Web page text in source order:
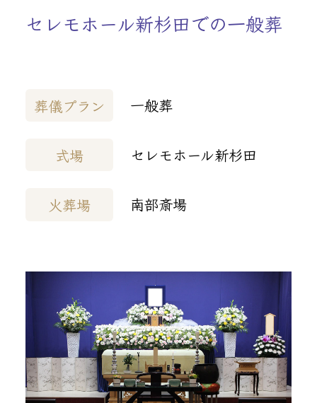
セレモホール新杉田での一般葬
葬儀プラン 一般葬
式場 セレモホール新杉田
火葬場 南部斎場